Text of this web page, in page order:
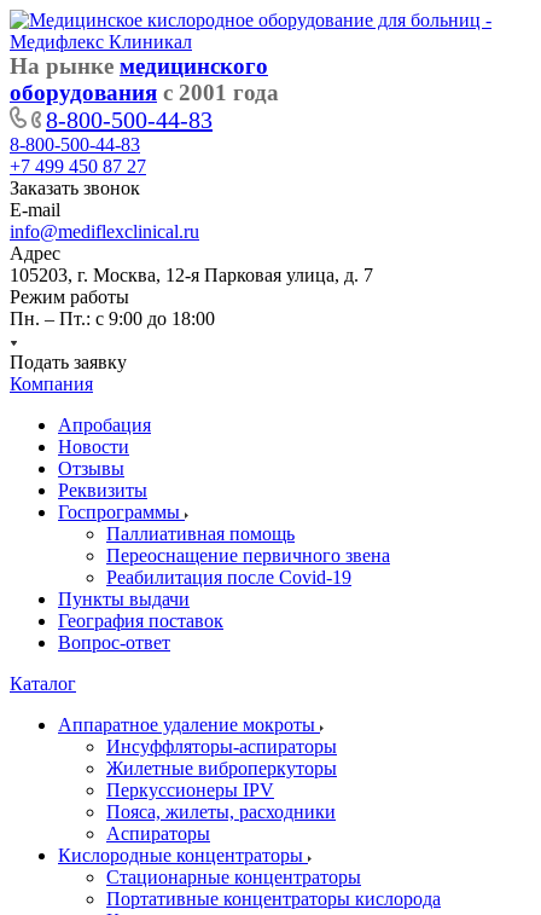
На рынке медицинского
оборудования с 2001 года
8-800-500-44-83
8-800-500-44-83
+7 499 450 87 27
Заказать звонок
E-mail
info@mediflexclinical.ru
Адрес
105203, г. Москва, 12-я Парковая улица, д. 7
Режим работы
Пн. – Пт.: с 9:00 до 18:00
Подать заявку
Компания
Апробация
Новости
Отзывы
Реквизиты
Госпрограммы
Паллиативная помощь
Переоснащение первичного звена
Реабилитация после Covid-19
Пункты выдачи
География поставок
Вопрос-ответ
Каталог
Аппаратное удаление мокроты
Инсуффляторы-аспираторы
Жилетные виброперкуторы
Перкуссионеры IPV
Пояса, жилеты, расходники
Аспираторы
Кислородные концентраторы
Стационарные концентраторы
Портативные концентраторы кислорода